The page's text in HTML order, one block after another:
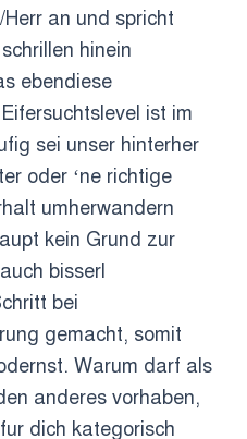
an und spricht
hinein
ebendiese
ist im
sei unser hinterher
oder ‘ne richtige
umherwandern
kein Grund zur
bisserl
bei
gemacht, somit
Warum darf als
anderes vorhaben,
dich kategorisch